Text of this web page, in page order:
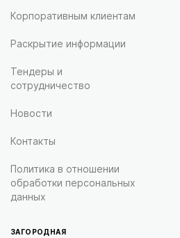
Корпоративным клиентам
Раскрытие информации
Тендеры и
сотрудничество
Новости
Контакты
Политика в отношении
обработки персональных
данных
ЗАГОРОДНАЯ